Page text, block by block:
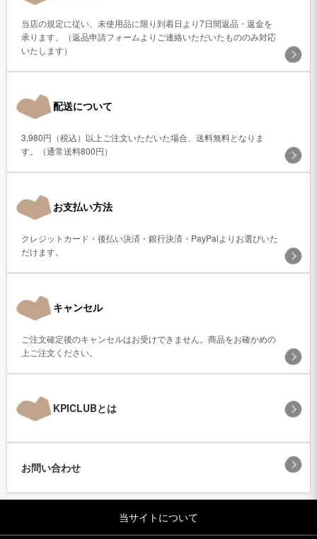
当店の規定に従い、未使用品に限り到着日より7日間返品・返金を
承ります。（返品申請フォームよりご連絡いただいたもののみ対応
いたします）
配送について
3,980円（税込）以上ご注文いただいた場合、送料無料となりま
す。（通常送料800円）
お支払い方法
クレジットカード・後払い決済・銀行決済・PayPalよりお選びいた
だけます。
キャンセル
ご注文確定後のキャンセルはお受けできません。商品をお確かめの
上ご注文ください。
KPICLUBとは
お問い合わせ
当サイトについて